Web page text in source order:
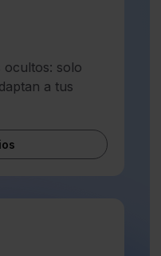
ocultos: solo
a tus